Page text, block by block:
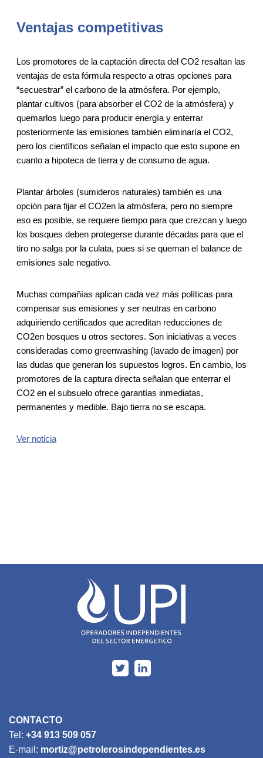
Ventajas competitivas
Los promotores de la captación directa del CO2 resaltan las
ventajas de esta fórmula respecto a otras opciones para
“secuestrar” el carbono de la atmósfera. Por ejemplo,
plantar cultivos (para absorber el CO2 de la atmósfera) y
quemarlos luego para producir energía y enterrar
posteriormente las emisiones también eliminaría el CO2,
pero los científicos señalan el impacto que esto supone en
cuanto a hipoteca de tierra y de consumo de agua.
Plantar árboles (sumideros naturales) también es una
opción para fijar el CO2en la atmósfera, pero no siempre
eso es posible, se requiere tiempo para que crezcan y luego
los bosques deben protegerse durante décadas para que el
tiro no salga por la culata, pues si se queman el balance de
emisiones sale negativo.
Muchas compañías aplican cada vez más políticas para
compensar sus emisiones y ser neutras en carbono
adquiriendo certificados que acreditan reducciones de
CO2en bosques u otros sectores. Son iniciativas a veces
consideradas como greenwashing (lavado de imagen) por
las dudas que generan los supuestos logros. En cambio, los
promotores de la captura directa señalan que enterrar el
CO2 en el subsuelo ofrece garantías inmediatas,
permanentes y medible. Bajo tierra no se escapa.
Ver noticia
CONTACTO
Tel: +34 913 509 057
E-mail: mortiz@petrolerosindependientes.es